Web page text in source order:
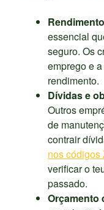
essencial
seguro. Os
emprego e
rendimento.
Dívidas e
Outros
de
contrair
nos códigos
verificar o
passado.
Orçamento